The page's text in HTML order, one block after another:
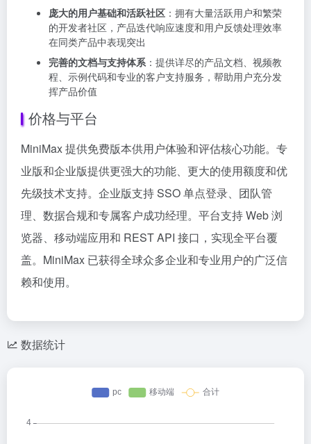
庞大的用户基础和活跃社区 ：拥有大量活跃用户和繁荣
的开发者社区，产品迭代响应速度和用户反馈处理效率
在同类产品中表现突出
完善的文档与支持体系 ：提供详尽的产品文档、视频教
程、示例代码和专业的客户支持服务，帮助用户充分发
挥产品价值
价格与平台
MiniMax 提供免费版本供用户体验和评估核心功能。专
业版和企业版提供更强大的功能、更大的使用额度和优
先级技术支持。企业版支持 SSO 单点登录、团队管
理、数据合规和专属客户成功经理。平台支持 Web 浏
览器、移动端应用和 REST API 接口，实现全平台覆
盖。MiniMax 已获得全球众多企业和专业用户的广泛信
赖和使用。
数据统计